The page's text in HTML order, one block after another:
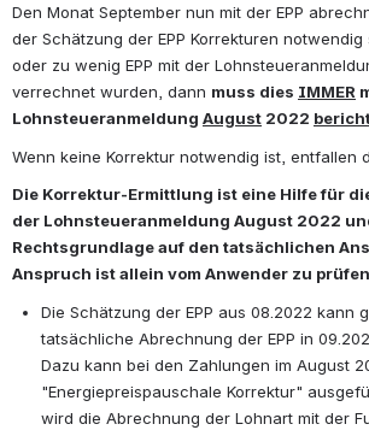
Den Monat September nun mit der EPP
der Schätzung der EPP Korrekturen
oder zu wenig EPP mit der
verrechnet wurden, dann muss dies IMMER
Lohnsteueranmeldung August 2022
Wenn keine Korrektur notwendig ist, entfallen
Die Korrektur-Ermittlung ist eine Hilfe für
der Lohnsteueranmeldung August 2022
Rechtsgrundlage auf den tatsächlichen
Anspruch ist allein vom Anwender zu
Die Schätzung der EPP aus 08.2022 kann
tatsächliche Abrechnung der EPP in
Dazu kann bei den Zahlungen im August
"Energiepreispauschale Korrektur"
wird die Abrechnung der Lohnart mit der